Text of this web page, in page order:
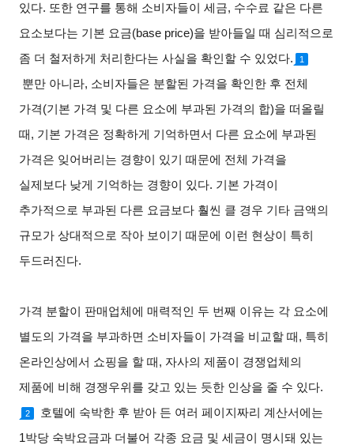
있다. 또한 연구를 통해 소비자들이 세금, 수수료 같은 다른
요소보다는 기본 요금(base price)을 받아들일 때 심리적으로
좀 더 철저하게 처리한다는 사실을 확인할 수 있었다. 1
뿐만 아니라, 소비자들은 분할된 가격을 확인한 후 전체
가격(기본 가격 및 다른 요소에 부과된 가격의 합)을 떠올릴
때 , 기본 가격은 정확하게 기억하면서 다른 요소에 부과된
가격은 잊어버리는 경향이 있기 때문에 전체 가격을
실제보다 낮게 기억하는 경향이 있다. 기본 가격이
추가적으로 부과된 다른 요금보다 훨씬 클 경우 기타 금액의
규모가 상대적으로 작아 보이기 때문에 이런 현상이 특히
두드러진다.
가격 분할이 판매업체에 매력적인 두 번째 이유는 각 요소에
별도의 가격을 부과하면 소비자들이 가격을 비교할 때 , 특히
온라인상에서 쇼핑을 할 때 , 자사의 제품이 경쟁업체의
제품에 비해 경쟁우위를 갖고 있는 듯한 인상을 줄 수 있다.
2
호텔에 숙박한 후 받아 든 여러 페이지짜리 계산서에는
1박당 숙박요금과 더불어 각종 요금 및 세금이 명시돼 있는